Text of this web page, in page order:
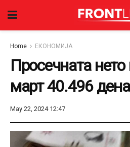
Home ЕКОНОМИЈА
Просечната
март 40.496
May 22, 2024 12:47